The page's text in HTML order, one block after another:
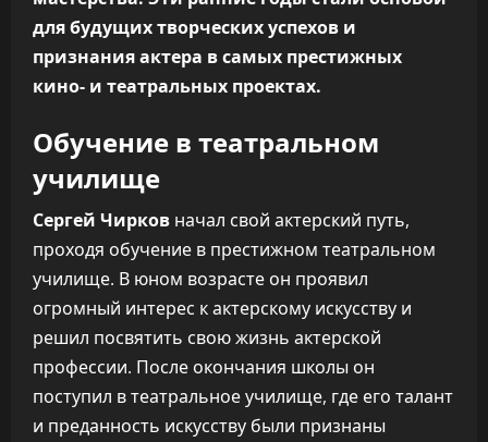
для будущих творческих успехов и
признания актера в самых престижных
кино- и театральных проектах.
Обучение в театральном
училище
Сергей Чирков начал свой актерский путь,
проходя обучение в престижном театральном
училище. В юном возрасте он проявил
огромный интерес к актерскому искусству и
решил посвятить свою жизнь актерской
профессии. После окончания школы он
поступил в театральное училище, где его талант
и преданность искусству были признаны